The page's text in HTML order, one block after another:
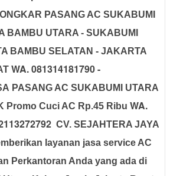
PASANG AC SUKABUMI
BAMBU UTARA - SUKABUMI
BAMBU SELATAN - JAKARTA
WA. 081314181790 -
PASANG AC SUKABUMI UTARA
Promo Cuci AC Rp.45 Ribu WA.
CV. SEJAHTERA JAYA
layanan jasa service AC
Perkantoran Anda yang ada di